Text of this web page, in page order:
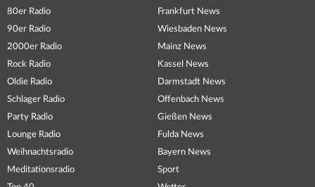
80er Radio
90er Radio
2000er Radio
Rock Radio
Oldie Radio
Schlager Radio
Party Radio
Lounge Radio
Weihnachtsradio
Meditationsradio
Frankfurt News
Wiesbaden News
Mainz News
Kassel News
Darmstadt News
Offenbach News
Gießen News
Fulda News
Bayern News
Sport